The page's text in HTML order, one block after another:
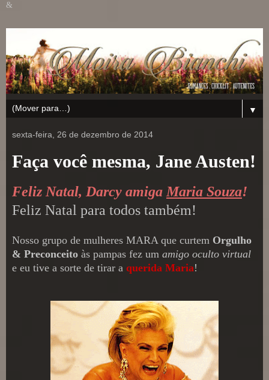
&
▼
sexta-feira, 26 de dezembro de 2014
Faça você mesma, Jane Austen!
Feliz Natal, Darcy amiga Maria Souza!
Feliz Natal para todos também!
Nosso grupo de mulheres MARA que curtem Orgulho
& Preconceito às pampas fez um amigo oculto virtual
e eu tive a sorte de tirar a querida Maria!